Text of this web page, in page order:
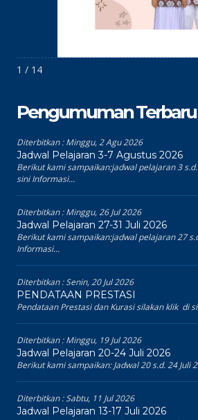
1 / 14
Pengumuman Terbaru
Diterbitkan :Minggu, 2 Agu 2026
Jadwal Pelajaran 3-7 Agustus 2026
Berikut kami sampaikan:jadwal pelajaran 3
sini Informasi...
Diterbitkan :Minggu, 26 Jul 2026
Jadwal Pelajaran 27-31 Juli 2026
Berikut kami sampaikan:jadwal pelajaran 27
Informasi...
Diterbitkan :Senin, 20 Jul 2026
PENDATAAN PRESTASI
Pendataan Prestasi dan Kurasi silakan klik di
Diterbitkan :Minggu, 19 Jul 2026
Jadwal Pelajaran 20-24 Juli 2026
Berikut kami sampaikan: Jadwal 20 s.d. 24 Juli
Diterbitkan :Sabtu, 11 Jul 2026
Jadwal Pelajaran 13-17 Juli 2026